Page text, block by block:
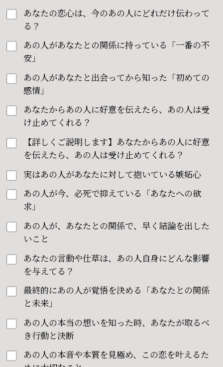
あなたの恋心は、今のあの人にどれだけ伝わって
る？
あの人があなたとの関係に持っている「一番の不
安」
あの人があなたと出会ってから知った「初めての
感情」
あなたからあの人に好意を伝えたら、あの人は受
け止めてくれる？
【詳しくご説明します】あなたからあの人に好意
を伝えたら、あの人は受け止めてくれる？
実はあの人があなたに対して抱いている嫉妬心
あの人が今、必死で抑えている「あなたへの欲
求」
あの人が、あなたとの関係で、早く結論を出した
いこと
あなたの言動や仕草は、あの人自身にどんな影響
を与えてる？
最終的にあの人が覚悟を決める「あなたとの関係
と未来」
あの人の本当の想いを知った時、あなたが取るべ
き行動と決断
あの人の本音や本質を見極め、この恋を叶えるた